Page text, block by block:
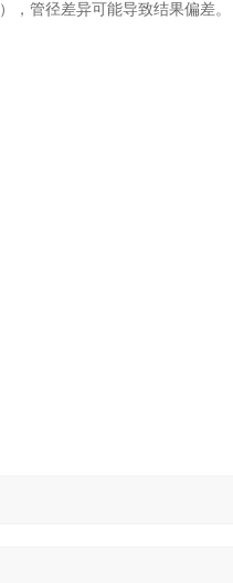
），管径差异可能导致结果偏差。